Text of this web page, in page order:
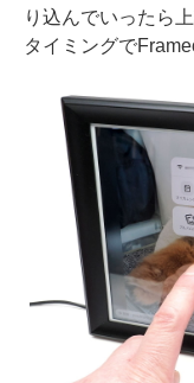
り込んでいったら
タイミングで